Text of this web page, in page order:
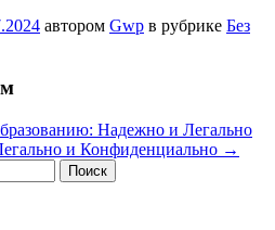
автором Gwp в рубрике Без
Надежно и Легально
и Конфиденциально →